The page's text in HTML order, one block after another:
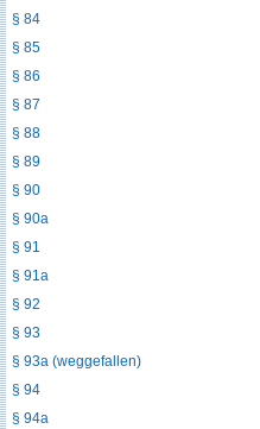
§ 84
§ 85
§ 86
§ 87
§ 88
§ 89
§ 90
§ 90a
§ 91
§ 91a
§ 92
§ 93
§ 93a (weggefallen)
§ 94
§ 94a